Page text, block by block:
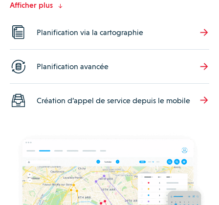
Afficher plus
Planification via la cartographie
Planification avancée
Création d’appel de service depuis le mobile